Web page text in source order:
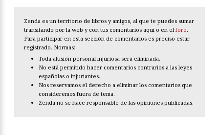
Zenda es un territorio de libros y amigos, al que te puedes sumar
transitando por la web y con tus comentarios aquí o en el foro.
Para participar en esta sección de comentarios es preciso estar
registrado. Normas:
Toda alusión personal injuriosa será eliminada.
No está permitido hacer comentarios contrarios a las leyes
españolas o injuriantes.
Nos reservamos el derecho a eliminar los comentarios que
consideremos fuera de tema.
Zenda no se hace responsable de las opiniones publicadas.